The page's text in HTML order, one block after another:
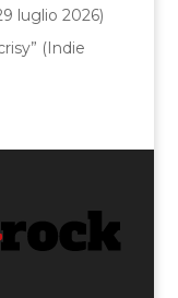
luglio 2026)
(Indie